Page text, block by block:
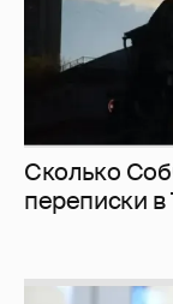
Сколько
перeписки в